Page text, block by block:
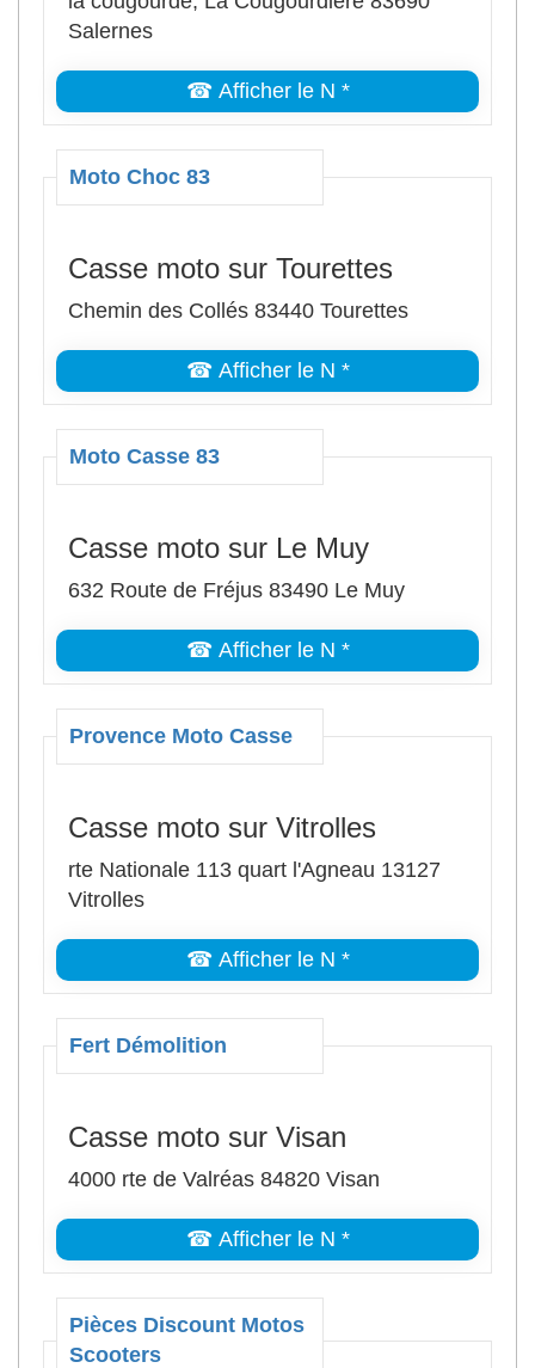
Salernes
☎ Afficher le N *
Moto Choc 83
Casse moto sur Tourettes
Chemin des Collés 83440 Tourettes
☎ Afficher le N *
Moto Casse 83
Casse moto sur Le Muy
632 Route de Fréjus 83490 Le Muy
☎ Afficher le N *
Provence Moto Casse
Casse moto sur Vitrolles
rte Nationale 113 quart l'Agneau 13127
Vitrolles
☎ Afficher le N *
Fert Démolition
Casse moto sur Visan
4000 rte de Valréas 84820 Visan
☎ Afficher le N *
Pièces Discount Motos
Scooters